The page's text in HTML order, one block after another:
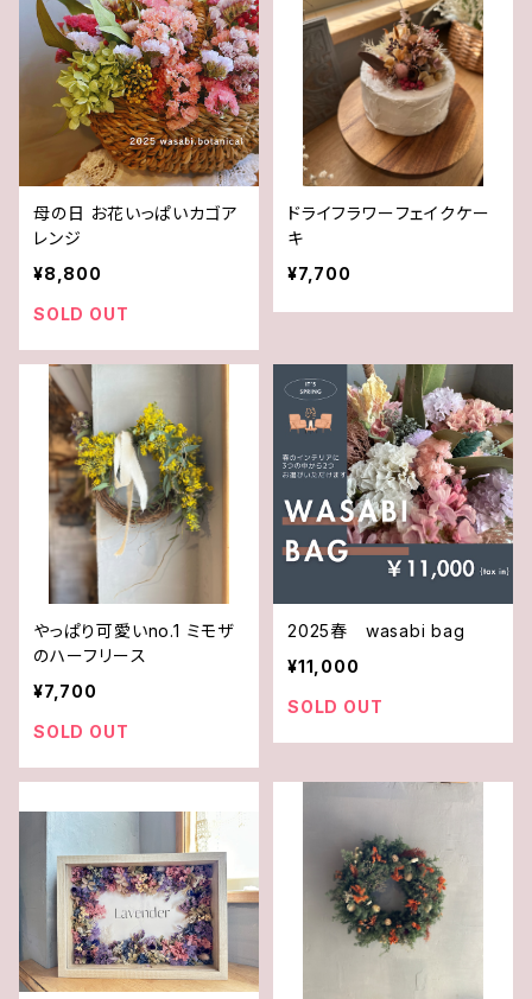
母の日 お花いっぱいカゴア
レンジ
¥8,800
SOLD OUT
ドライフラワーフェイクケー
キ
¥7,700
やっぱり可愛いno.1 ミモザ
のハーフリース
¥7,700
SOLD OUT
2025春 wasabi bag
¥11,000
SOLD OUT